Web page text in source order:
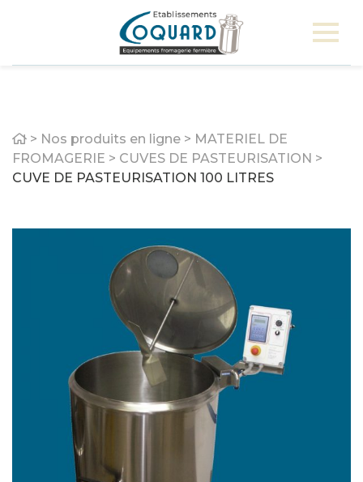
Home
> Nos produits en ligne > MATERIEL DE
FROMAGERIE > CUVES DE PASTEURISATION >
CUVE DE PASTEURISATION 100 LITRES